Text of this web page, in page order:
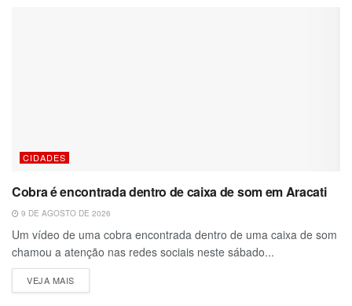
CIDADES
Cobra é encontrada dentro de caixa de som em Aracati
9 DE AGOSTO DE 2026
Um vídeo de uma cobra encontrada dentro de uma caixa de som
chamou a atenção nas redes sociais neste sábado...
VEJA MAIS